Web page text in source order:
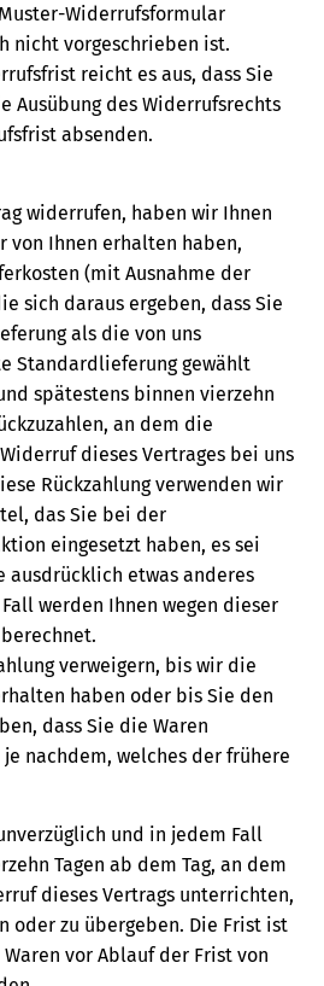
Widerrufsformular
nicht vorgeschrieben ist.
reicht es aus, dass Sie
Ausübung des Widerrufsrechts
absenden.
widerrufen, haben wir Ihnen
von Ihnen erhalten haben,
(mit Ausnahme der
sich daraus ergeben, dass Sie
als die von uns
Standardlieferung gewählt
spätestens binnen vierzehn
an dem die
dieses Vertrages bei uns
Rückzahlung verwenden wir
das Sie bei der
eingesetzt haben, es sei
ausdrücklich etwas anderes
werden Ihnen wegen dieser
verweigern, bis wir die
haben oder bis Sie den
dass Sie die Waren
nachdem, welches der frühere
und in jedem Fall
Tagen ab dem Tag, an dem
dieses Vertrags unterrichten,
oder zu übergeben. Die Frist ist
vor Ablauf der Frist von